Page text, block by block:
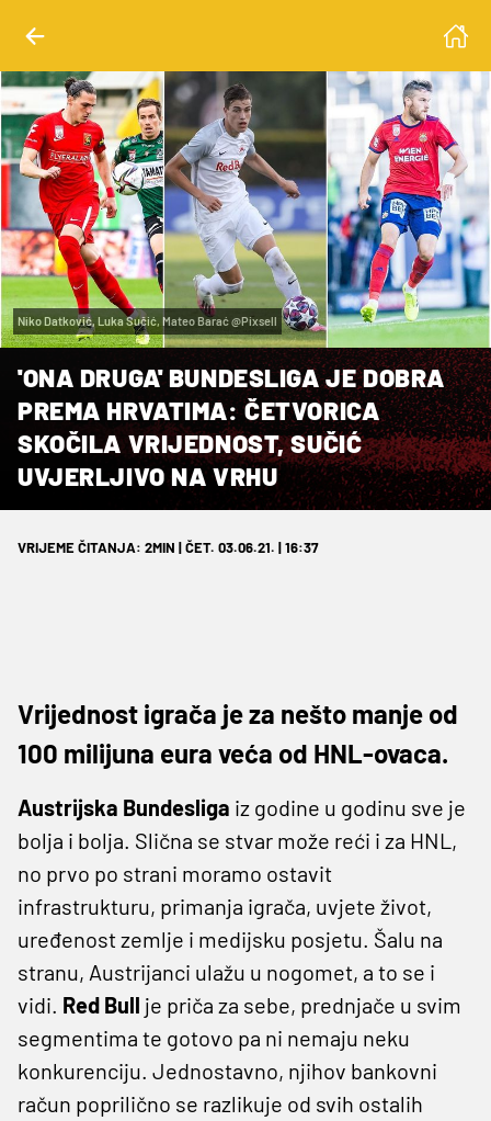
Niko Datković, Luka Sučić, Mateo Barać @Pixsell
'ONA DRUGA' BUNDESLIGA JE DOBRA
PREMA HRVATIMA: ČETVORICA
SKOČILA VRIJEDNOST, SUČIĆ
UVJERLJIVO NA VRHU
VRIJEME ČITANJA: 2MIN | ČET. 03.06.21. | 16:37
Vrijednost igrača je za nešto manje od
100 milijuna eura veća od HNL-ovaca.
Austrijska Bundesliga iz godine u godinu sve je
bolja i bolja. Slična se stvar može reći i za HNL,
no prvo po strani moramo ostavit
infrastrukturu, primanja igrača, uvjete život,
uređenost zemlje i medijsku posjetu. Šalu na
stranu, Austrijanci ulažu u nogomet, a to se i
vidi. Red Bull je priča za sebe, prednjače u svim
segmentima te gotovo pa ni nemaju neku
konkurenciju. Jednostavno, njihov bankovni
račun poprilično se razlikuje od svih ostalih